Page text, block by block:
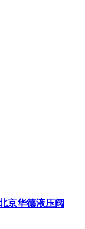
京华德液压阀